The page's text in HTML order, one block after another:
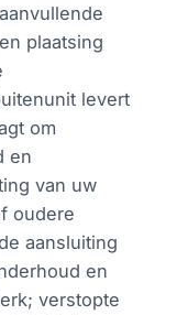
plaatsing
levert
om
en
van uw
oudere
aansluiting
en
verstopte